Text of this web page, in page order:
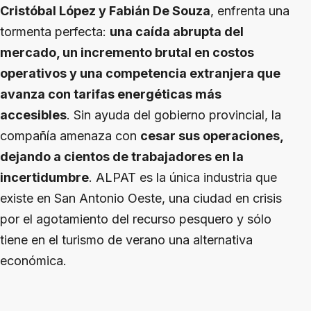
Cristóbal López y Fabián De Souza, enfrenta una
tormenta perfecta: una caída abrupta del
mercado, un incremento brutal en costos
operativos y una competencia extranjera que
avanza con tarifas energéticas más
accesibles. Sin ayuda del gobierno provincial, la
compañía amenaza con cesar sus operaciones,
dejando a cientos de trabajadores en la
incertidumbre. ALPAT es la única industria que
existe en San Antonio Oeste, una ciudad en crisis
por el agotamiento del recurso pesquero y sólo
tiene en el turismo de verano una alternativa
económica.